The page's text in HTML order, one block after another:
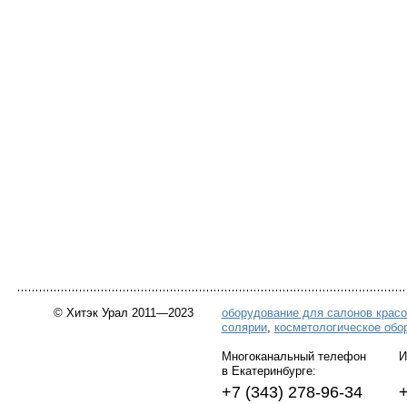
© Хитэк Урал 2011—2023
оборудование для салонов
солярии, косметологическое
Многоканальный телефон
в Екатеринбурге:
+7 (343) 278-96-34